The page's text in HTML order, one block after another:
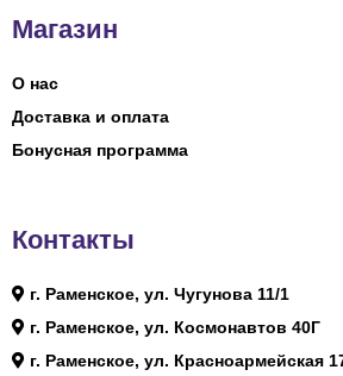
Магазин
О нас
Доставка и оплата
Бонусная программа
Контакты
г. Раменское, ул. Чугунова 11/1
г. Раменское, ул. Космонавтов 40Г
г. Раменское, ул. Красноармейская